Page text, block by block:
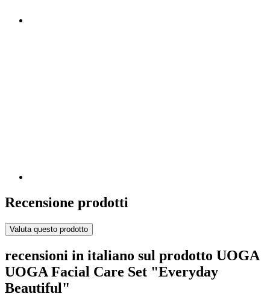
Recensione prodotti
Valuta questo prodotto
recensioni in italiano sul prodotto UOGA
UOGA Facial Care Set "Everyday
Beautiful"